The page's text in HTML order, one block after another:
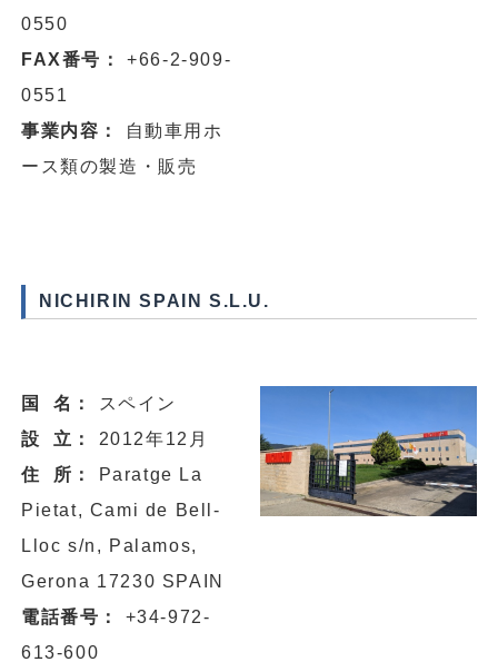
0550
FAX番号：+66-2-909-
0551
事業内容：
自動車用ホ
ース類の製造・販売
NICHIRIN SPAIN S.L.U.
国 名： スペイン
設 立：
2012年12月
住 所：
Paratge La
Pietat, Cami de Bell-
Lloc s/n, Palamos,
Gerona 17230 SPAIN
電話番号：
+34-972-
613-600